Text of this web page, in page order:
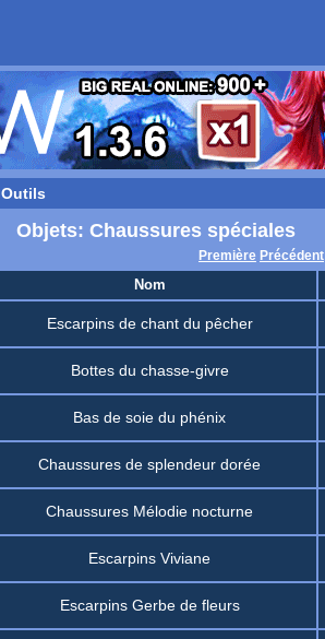
Outils
Objets: Chaussures spéciales
Première Précédent
Nom
Escarpins de chant du pêcher
Bottes du chasse-givre
Bas de soie du phénix
Chaussures de splendeur dorée
Chaussures Mélodie nocturne
Escarpins Viviane
Escarpins Gerbe de fleurs